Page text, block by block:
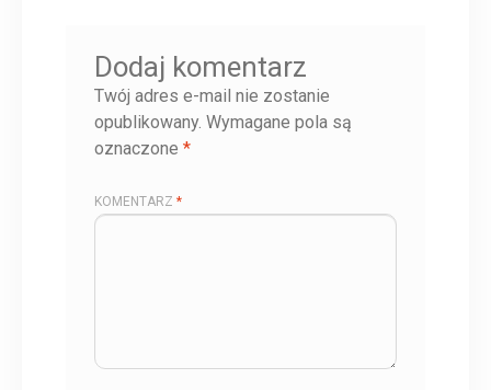
Dodaj komentarz
Twój adres e-mail nie zostanie
opublikowany. Wymagane pola są
oznaczone *
KOMENTARZ *